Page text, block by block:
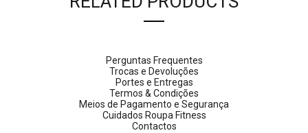
Perguntas Frequentes
Trocas e Devoluções
Portes e Entregas
Termos & Condições
Meios de Pagamento e Segurança
Cuidados Roupa Fitness
Contactos